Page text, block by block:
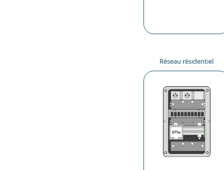
Réseau résidentiel